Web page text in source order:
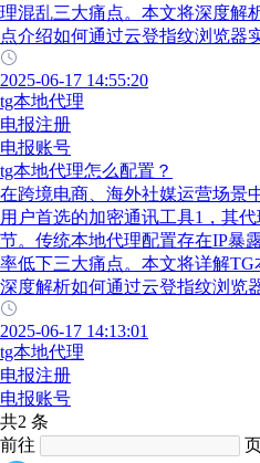
理混乱三大痛点。本文将深度解
点介绍如何通过云登指纹浏览器
2025-06-17 14:55:20
tg本地代理
电报注册
电报账号
tg本地代理怎么配置？
在跨境电商、海外社媒运营场景
用户首选的加密通讯工具1，其
节。传统本地代理配置存在IP暴
率低下三大痛点。本文将详解
深度解析如何通过云登指纹浏览
2025-06-17 14:13:01
tg本地代理
电报注册
电报账号
共2 条
前往